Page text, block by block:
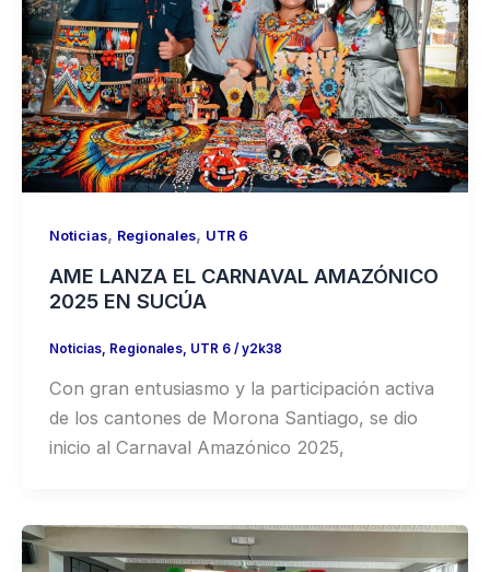
Noticias, Regionales, UTR 6
AME LANZA EL CARNAVAL AMAZÓNICO
2025 EN SUCÚA
Noticias, Regionales, UTR 6/y2k38
Con gran entusiasmo y la participación activa
de los cantones de Morona Santiago, se dio
inicio al Carnaval Amazónico 2025,